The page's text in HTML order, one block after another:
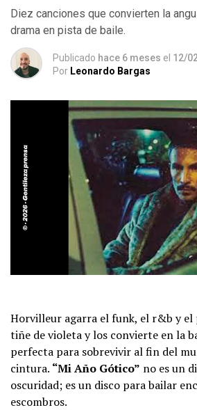
Diez canciones que convierten la
drama en pista de baile.
Publicado hace 6 meses el 12/
Por Leonardo Bargas
Horvilleur agarra el funk, el r&b y el
tiñe de violeta y los convierte en la
perfecta para sobrevivir al fin del
cintura. “Mi Año Gótico” no es un
oscuridad; es un disco para bailar
escombros.